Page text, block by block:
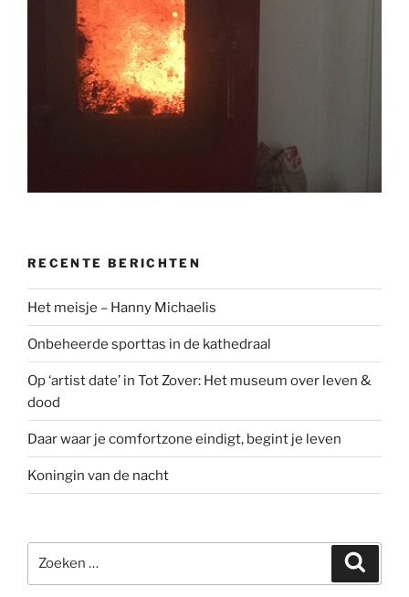
RECENTE BERICHTEN
Het meisje – Hanny Michaelis
Onbeheerde sporttas in de kathedraal
Op ‘artist date’ in Tot Zover: Het museum over leven &
dood
Daar waar je comfortzone eindigt, begint je leven
Koningin van de nacht
naar: